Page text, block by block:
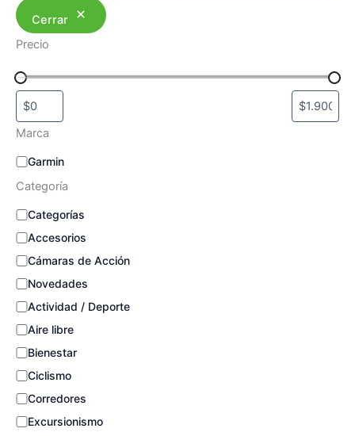
Cerrar
Precio
Marca
M
r
c
a
Garmin
Categoría
C
t
e
g
o
r
í
a
Categorías
Accesorios
Cámaras de Acción
Novedades
Actividad / Deporte
Aire libre
Bienestar
Ciclismo
Corredores
Excursionismo